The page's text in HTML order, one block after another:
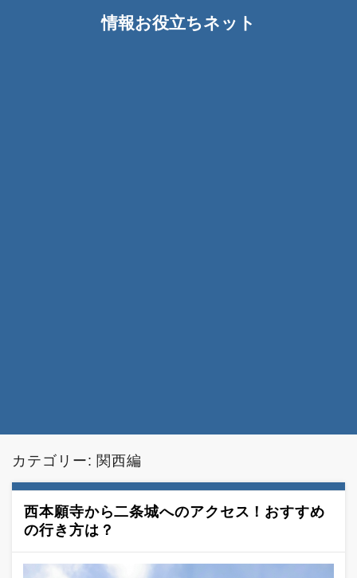
情報お役立ちネット
カテゴリー: 関西編
西本願寺から二条城へのアクセス！おすすめ
の行き方は？